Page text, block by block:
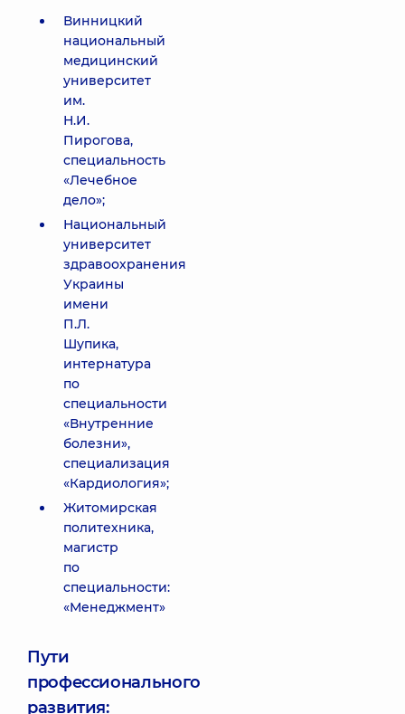
Винницкий
национальный
медицинский
университет
им.
Н.И.
Пирогова,
специальность
«Лечебное
дело»;
Национальный
университет
здравоохранения
Украины
имени
П.Л.
Шупика,
интернатура
по
специальности
«Внутренние
болезни»,
специализация
«Кардиология»;
Житомирская
политехника,
магистр
по
специальности:
«Менеджмент»
Пути
профессионального
развития: